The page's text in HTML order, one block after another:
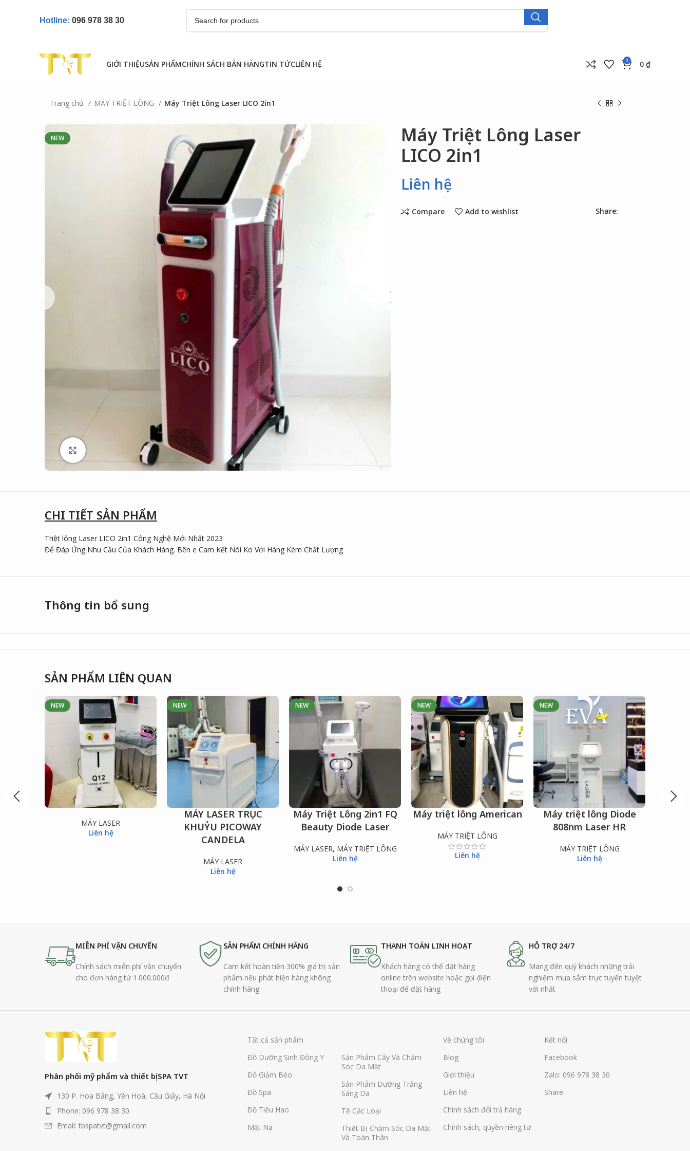
Hotline: 096 978 38 30
GIỚI THIỆUSẢN PHẨMCHÍNH SÁCH BÁN HÀNGTIN TỨCLIÊN HỆ 0 0 ₫
Trang chủ MÁY TRIỆT LÔNG Máy Triệt Lông Laser LICO 2in1
NEW
Máy Triệt Lông Laser
LICO 2in1
Liên hệ
Compare Add to wishlist Share:
CHI TIẾT SẢN PHẨM
Triệt lông Laser LICO 2in1 Công Nghệ Mới Nhất 2023
Để Đáp Ứng Nhu Cầu Của Khách Hàng. Bên e Cam Kết Nói Ko Với Hàng Kém Chất Lượng
Thông tin bổ sung
SẢN PHẨM LIÊN QUAN
NEW
MÁY LASER
Liên hệ
NEW
ĐỌC TIẾPMÁY LASER TRỤC
KHUỶU PICOWAY
CANDELA
MÁY LASER
Liên hệ
NEW
ĐỌC TIẾP
Máy Triệt Lông 2in1 FQ
Beauty Diode Laser
MÁY LASER, MÁY TRIỆT LÔNG
Liên hệ
NEW
ĐỌC TIẾP
Máy triệt lông American
MÁY TRIỆT LÔNG
Liên hệ
NEW
ĐỌC TIẾP
Máy triệt lông Diode
808nm Laser HR
MÁY TRIỆT LÔNG
Liên hệ
MIỄN PHÍ VẬN CHUYỂN
Chính sách miễn phí vận chuyển
cho đơn hàng từ 1.000.000đ
SẢN PHẨM CHÍNH HÃNG
Cam kết hoàn tiền 300% giá trị sản
phẩm nếu phát hiện hàng không
chính hãng
THANH TOÁN LINH HOẠT
Khách hàng có thể đặt hàng
online trên website hoặc gọi điện
thoại để đặt hàng
HỖ TRỢ 24/7
Mang đến quý khách những trải
nghiệm mua sắm trực tuyến tuyệt
vời nhất
Phân phối mỹ phẩm và thiết bị SPA TVT
130 P. Hoa Bằng, Yên Hoà, Cầu Giấy, Hà Nội
Phone: 096 978 38 30
Email: tbspatvt@gmail.com
Tất cả sản phẩm
Đồ Dưỡng Sinh Đông Y
Đồ Giảm Béo
Đồ Spa
Đồ Tiêu Hao
Mặt Nạ
Sản Phẩm Cấy Và Chăm
Sóc Da Mặt
Sản Phẩm Dưỡng Trắng
Sáng Da
Tê Các Loại
Thiết Bị Chăm Sóc Da Mặt
Và Toàn Thân
Về chúng tôi
Blog
Giới thiệu
Liên hệ
Chính sách đổi trả hàng
Chính sách, quyền riêng tư
Kết nối
Facebook
Zalo: 096 978 38 30
Share